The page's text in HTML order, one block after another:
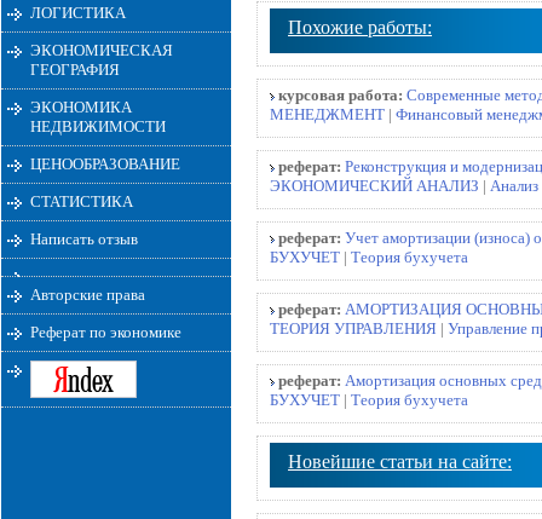
ЛОГИСТИКА
ЭКОНОМИЧЕСКАЯ
ГЕОГРАФИЯ
ЭКОНОМИКА
НЕДВИЖИМОСТИ
ЦЕНООБРАЗОВАНИЕ
СТАТИСТИКА
Написать отзыв
Авторские права
Реферат по экономике
Похожие работы:
курсовая работа: Современные
МЕНЕДЖМЕНТ | Финансовый
реферат: Реконструкция и
ЭКОНОМИЧЕСКИЙ АНАЛИЗ | Анализ
реферат: Учет амортизации (износа)
БУХУЧЕТ | Теория бухучета
реферат: АМОРТИЗАЦИЯ
ТЕОРИЯ УПРАВЛЕНИЯ | Управление
реферат: Амортизация основных
БУХУЧЕТ | Теория бухучета
Новейшие статьи на сайте: